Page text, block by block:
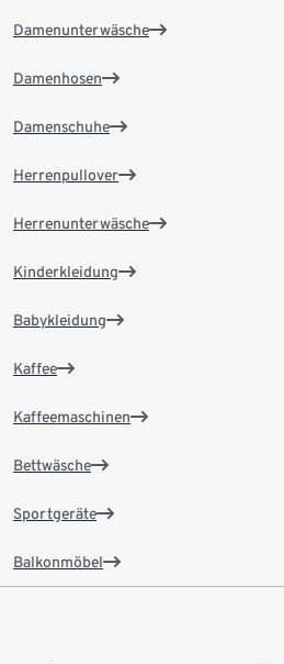
Damenunterwäsche
Damenhosen
Damenschuhe
Herrenpullover
Herrenunterwäsche
Kinderkleidung
Babykleidung
Kaffee
Kaffeemaschinen
Bettwäsche
Sportgeräte
Balkonmöbel